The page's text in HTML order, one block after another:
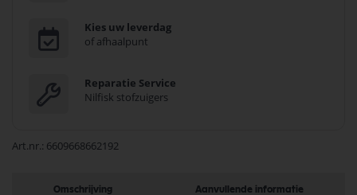
Kies uw leverdag
of afhaalpunt
Reparatie Service
Nilfisk stofzuigers
Art.nr. 6609668662192
Omschrijving Aanvullende informatie